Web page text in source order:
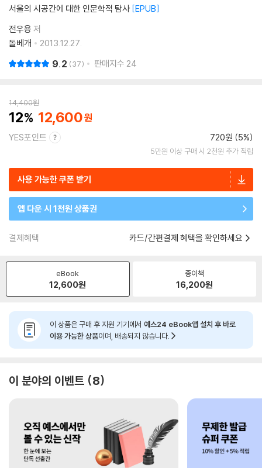
서울의 시공간에 대한 인문학적 탐사 EPUB
전우용 저
돌베개
2013.12.27.
9.2 37 판매지수 24
14,400원
12 12,600
YES포인트 720원 (5%)
5만원 이상 구매 시 2천원 추가 적립
사용 가능한 쿠폰 받기
앱 다운 시 1천원 상품권
결제혜택 카드/간편결제 혜택을 확인하세요
eBook
12,600원
종이책
16,200원
이 상품은 구매 후 지원 기기에서 예스24 eBook앱 설치 후 바로
이용 가능한 상품이며, 배송되지 않습니다.
이 분야의 이벤트 8